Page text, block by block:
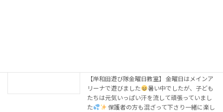
【岸和田遊び隊金曜日教室】 金曜日はメインア
リーナで遊びました
暑い中でしたが、子ども
たちは元気いっぱい汗を流して頑張っていまし
た
保護者の方も混ざって下さり一緒に楽し